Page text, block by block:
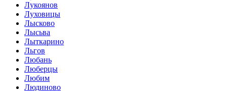
Лукоянов
Луховицы
Лысково
Лысьва
Лыткарино
Льгов
Любань
Люберцы
Любим
Людиново